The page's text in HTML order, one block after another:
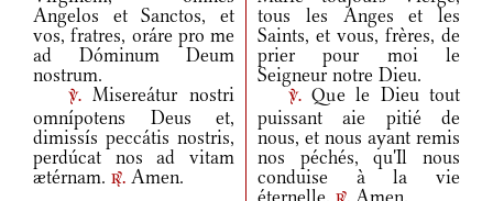
Angelos et Sanctos, et
vos, fratres, oráre pro me
ad Dóminum Deum
nostrum.
tous les Anges et les
Saints, et vous, frères, de
prier pour moi le
Seigneur notre Dieu.
v.Misereátur nostri
omnípotens Deus et,
dimissís peccátis nostris,
perdúcat nos ad vitam
ætérnam. r. Amen.
v.Que le Dieu tout
puissant aie pitié de
nous, et nous ayant remis
nos péchés, qu'Il nous
conduise à la vie